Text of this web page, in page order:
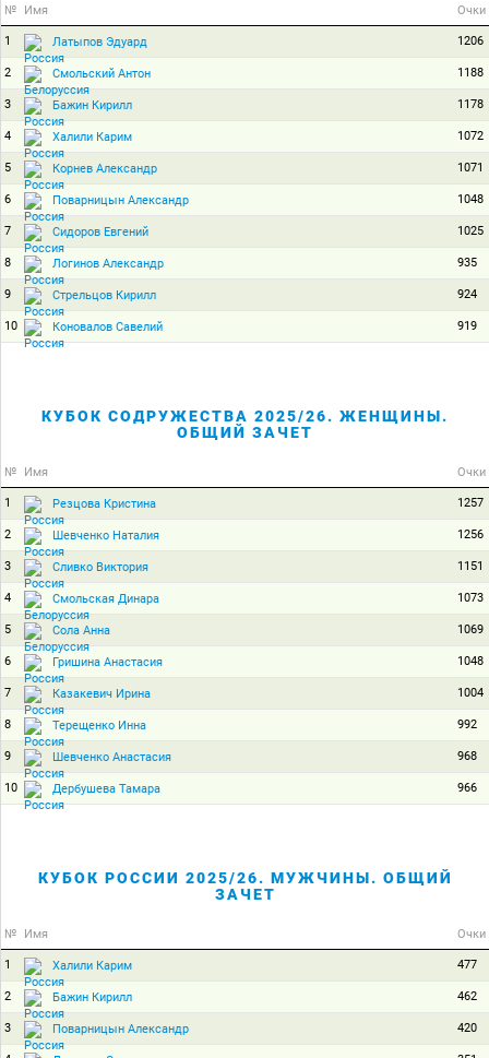
№ Имя Очки
1 Латыпов Эдуард 1206
2 Смольский Антон 1188
3 Бажин Кирилл 1178
4 Халили Карим 1072
5 Корнев Александр 1071
6 Поварницын Александр 1048
7 Сидоров Евгений 1025
8 Логинов Александр 935
9 Стрельцов Кирилл 924
10 Коновалов Савелий 919
КУБОК СОДРУЖЕСТВА 2025/26. ЖЕНЩИНЫ.
ОБЩИЙ ЗАЧЕТ
№ Имя Очки
1 Резцова Кристина 1257
2 Шевченко Наталия 1256
3 Сливко Виктория 1151
4 Смольская Динара 1073
5 Сола Анна 1069
6 Гришина Анастасия 1048
7 Казакевич Ирина 1004
8 Терещенко Инна 992
9 Шевченко Анастасия 968
10 Дербушева Тамара 966
КУБОК РОССИИ 2025/26. МУЖЧИНЫ. ОБЩИЙ
ЗАЧЕТ
№ Имя Очки
1 Халили Карим 477
2 Бажин Кирилл 462
3 Поварницын Александр 420